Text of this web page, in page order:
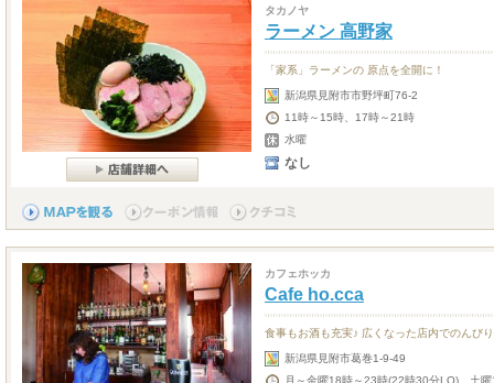
タカノヤ
ラーメン 高野家
「家系」ラーメンの 原点を全開に！
新潟県見附市市野坪町76-2
11時～15時、17時～21時
水曜
なし
カフェホッカ
Cafe ho.cca
食事もお酒も充実♪ 広くなった店内でのんびり
新潟県見附市葛巻1-9-49
月～金曜18時～23時(22時30分LO)、土